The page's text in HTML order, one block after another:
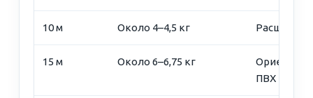
10 м Около 4–4,5 кг
15 м Около 6–6,75 кг
Ориентир
ПВХ